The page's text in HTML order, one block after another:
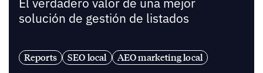
El verdadero valor de una mejor
solución de gestión de listados
Reports SEO local AEO marketing local